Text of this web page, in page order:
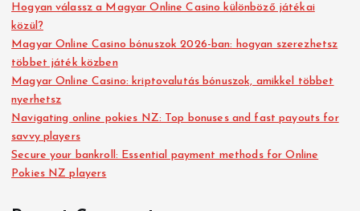
Hogyan válassz a Magyar Online Casino különböző játékai
közül?
Magyar Online Casino bónuszok 2026-ban: hogyan szerezhetsz
többet játék közben
Magyar Online Casino: kriptovalutás bónuszok, amikkel többet
nyerhetsz
Navigating online pokies NZ: Top bonuses and fast payouts for
savvy players
Secure your bankroll: Essential payment methods for Online
Pokies NZ players